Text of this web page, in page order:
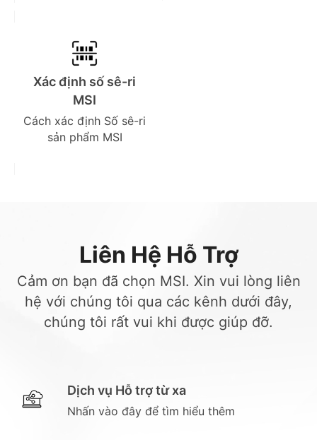
Xác định số sê-ri
MSI
Cách xác định Số sê-ri
sản phẩm MSI
Liên Hệ Hỗ Trợ
Cảm ơn bạn đã chọn MSI. Xin vui lòng liên
hệ với chúng tôi qua các kênh dưới đây,
chúng tôi rất vui khi được giúp đỡ.
Dịch vụ Hỗ trợ từ xa
Nhấn vào đây để tìm hiểu thêm